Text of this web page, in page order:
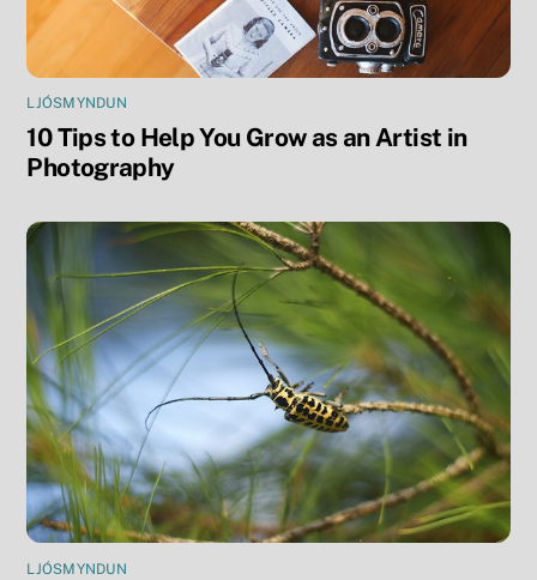
LJÓSMYNDUN
10 Tips to Help You Grow as an Artist in
Photography
LJÓSMYNDUN